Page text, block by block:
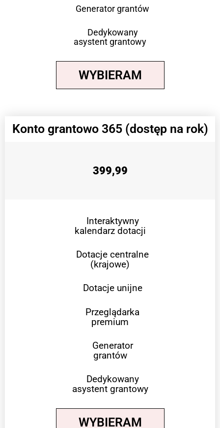
Generator grantów
Dedykowany
asystent grantowy
WYBIERAM
Konto grantowo 365 (dostęp na rok)
399,99
Interaktywny
kalendarz dotacji
Dotacje centralne
(krajowe)
Dotacje unijne
Przeglądarka
premium
Generator
grantów
Dedykowany
asystent grantowy
WYBIERAM